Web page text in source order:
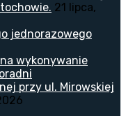
21 lipca,
jednorazowego
wykonywanie
przy ul. Mirowskiej